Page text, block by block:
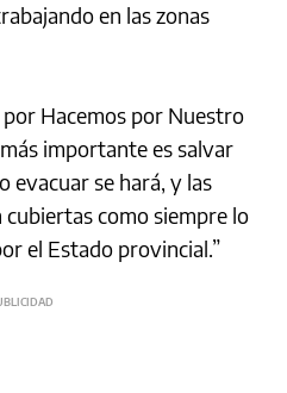
en las zonas
Hacemos por Nuestro
importante es salvar
evacuar se hará, y las
como siempre lo
el Estado provincial.”